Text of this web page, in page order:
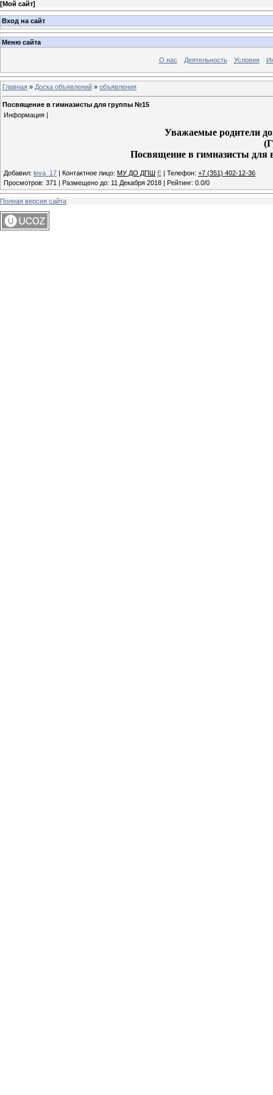
[Мой сайт]
Вход на сайт
Меню сайта
О нас Деятельность Условия
Главная » Доска объявлений » объявления
Посвящение в гимназисты для группы №15
Информация |
Уважаемые родители
Посвящение в гимназисты для
Добавил: leva_17 | Контактное лицо: МУ ДО ДПШ E | Телефон: +7 (351) 402-12-36
Просмотров: 371 | Размещено до: 11 Декабря 2018 | Рейтинг: 0.0/0
Полная версия сайта